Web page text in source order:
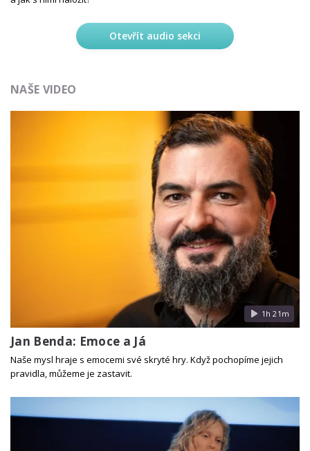
Otevřít audio sekci
NAŠE VIDEO
1h 21m
Jan Benda: Emoce a Já
Naše mysl hraje s emocemi své skryté hry. Když pochopíme jejich
pravidla, můžeme je zastavit.